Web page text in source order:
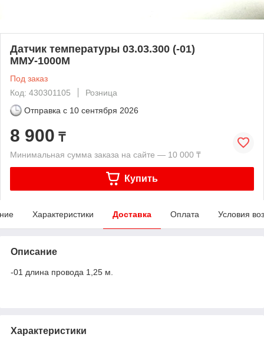
Датчик температуры 03.03.300 (-01)
ММУ-1000М
Под заказ
Код: 430301105
Розница
Отправка с 10 сентября 2026
8 900 ₸
Минимальная сумма заказа на сайте — 10 000 ₸
Купить
Характеристики Доставка Оплата Условия
Описание
-01 длина провода 1,25 м.
Характеристики